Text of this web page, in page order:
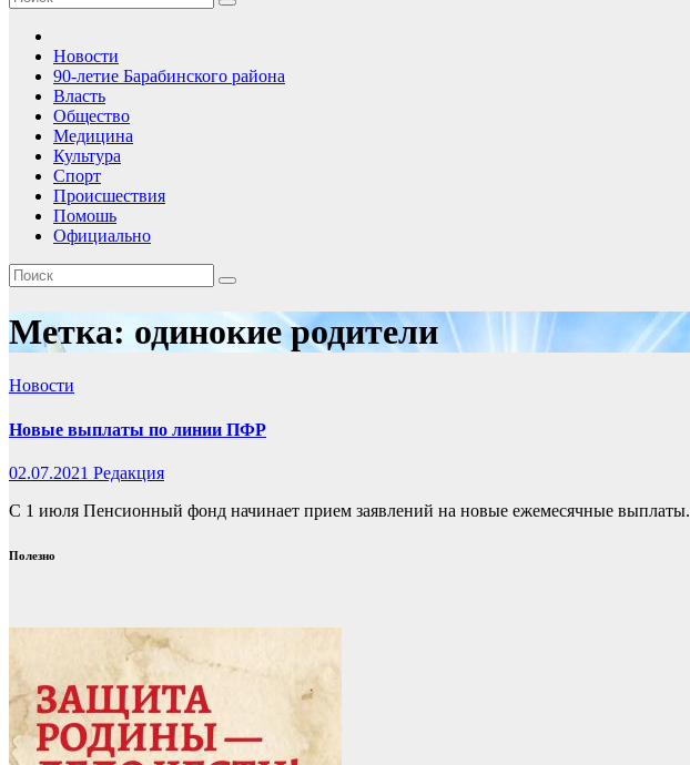
Новости
90-летие Барабинского района
Власть
Общество
Медицина
Культура
Спорт
Происшествия
Помошь
Официально
Метка: одинокие родители
Новости
Новые выплаты по линии ПФР
02.07.2021 Редакция
С 1 июля Пенсионный фонд начинает прием заявлений на новые ежемесячные выплаты.
Полезно